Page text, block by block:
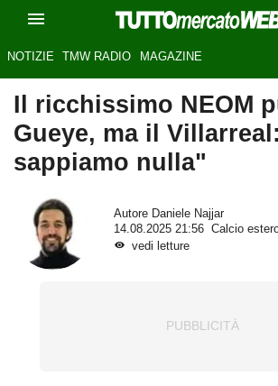
NOTIZIE TMW RADIO MAGAZINE
Il ricchissimo NEOM
Gueye, ma il
sappiamo nulla"
Autore Daniele Najjar
14.08.2025 21:56
Calcio
vedi letture